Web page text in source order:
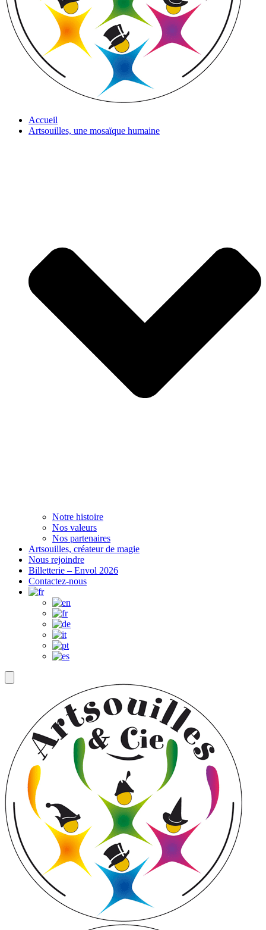
Accueil
Artsouilles, une mosaïque humaine
Notre histoire
Nos valeurs
Nos partenaires
Artsouilles, créateur de magie
Nous rejoindre
Billetterie – Envol 2026
Contactez-nous